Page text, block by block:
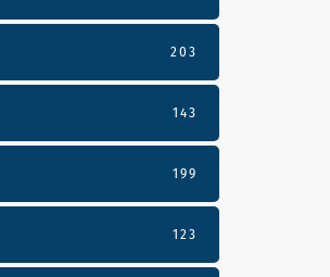
203
143
199
123